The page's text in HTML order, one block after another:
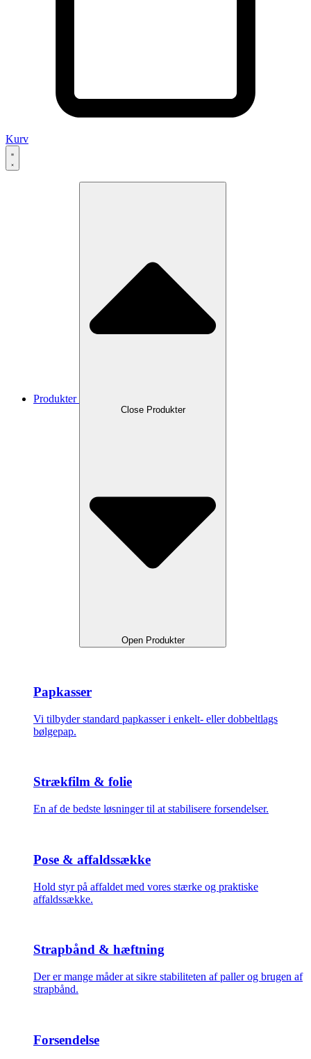
Kurv
Produkter
Close Produkter
Open Produkter
Papkasser
Vi tilbyder standard papkasser i enkelt- eller dobbeltlags
bølgepap.
Strækfilm & folie
En af de bedste løsninger til at stabilisere forsendelser.
Pose & affaldssække
Hold styr på affaldet med vores stærke og praktiske
affaldssække.
Strapbånd & hæftning
Der er mange måder at sikre stabiliteten af paller og brugen af
strapbånd.
Forsendelse